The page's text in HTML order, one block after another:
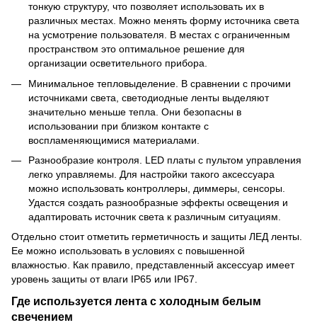
тонкую структуру, что позволяет использовать их в
различных местах. Можно менять форму источника света
на усмотрение пользователя. В местах с ограниченным
пространством это оптимальное решение для
организации осветительного прибора.
Минимальное тепловыделение. В сравнении с прочими
источниками света, светодиодные ленты выделяют
значительно меньше тепла. Они безопасны в
использовании при близком контакте с
воспламеняющимися материалами.
Разнообразие контроля. LED платы с пультом управления
легко управляемы. Для настройки такого аксессуара
можно использовать контроллеры, диммеры, сенсоры.
Удастся создать разнообразные эффекты освещения и
адаптировать источник света к различным ситуациям.
Отдельно стоит отметить герметичность и защиты ЛЕД ленты.
Ее можно использовать в условиях с повышенной
влажностью. Как правило, представленный аксессуар имеет
уровень защиты от влаги IP65 или IP67.
Где используется лента с холодным белым
свечением